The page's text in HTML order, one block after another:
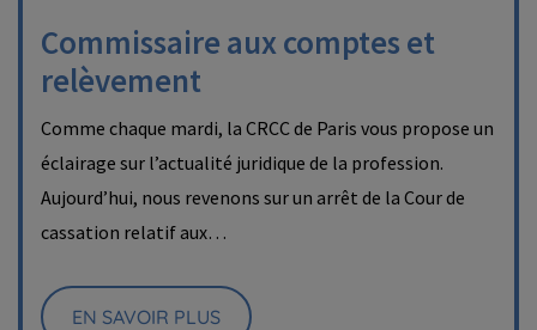
Commissaire aux comptes et
relèvement
Comme chaque mardi, la CRCC de Paris vous propose un
éclairage sur l’actualité juridique de la profession.
Aujourd’hui, nous revenons sur un arrêt de la Cour de
cassation relatif aux…
EN SAVOIR PLUS